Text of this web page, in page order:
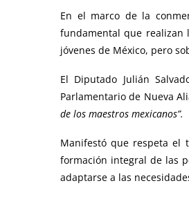
En el marco de la
fundamental que realizan
jóvenes de México, pero
El Diputado Julián
Parlamentario de Nueva
de los maestros mexicanos”.
Manifestó que respeta el
formación integral de las
adaptarse a las